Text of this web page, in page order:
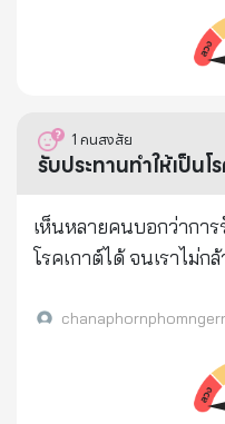
ที่ไม่ได้กินเห็ดนางฟ้า ค
หรือเห็ดเลย แต่ส่งขาย
เพาะเห็ด ที่ส่งเห็ดมาให้เป็นประจำ เป็นมะแร็งเต้านม
และตัดเต้านมไปแล้ว และก็
น้องที่ทำงานกับโรงเพาะเห็ด ก็มีอาการเจ็บป่วย
คนสองคนอย่างต่อเนื่อง
เห็ด แต่ละคนมีสุขภาพไม่ดีกันเกือบทุกคน คุณมนัสไม่ได้
เพาะเห็ดเอง แต่ผมเป็นผู้รับมา
พบเชื้อมะเร็งในกระแสเลือด จากนั้นจึงตั้งคำถาม
เพราะอะไรที่ทำให้ทุกคนที่ทำง
ด้านการตรวจวิเคราะห์
ตรวจวิเคราะห์เฝ้าระวั
เนื่อง . นอกจากนี้ กรมวิทยาศาสตร์การแพทย์ได้รายงาน
ผลการตรวจวิเคราะห์ใ
ดังกล่าวแล้ว ซึ่งการผลิ
การใช้วัตถุกันเสีย เพื่อช่
ในปริมาณที่มากเกินไปอ
ปวดท้อง และท้องเสีย
ร่างกายสามารถขับออก
1 คนสงสัย
รับประทานทำให้เป็นโ
เห็นหลายคนบอกว่าการ
โรคเกาต์ได้ จนเราไม่ก